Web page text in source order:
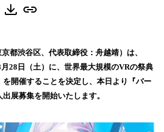
都渋谷区、代表取締役：舟越靖）は、
28日（土）に、世界最大規模のVRの祭典
を開催することを決定し、本日より『バー
展募集を開始いたします。